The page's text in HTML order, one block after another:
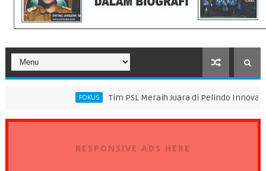
Tim PSL Meraih Juara di Pelindo Innovation Award
RESPONSIVE ADS HERE